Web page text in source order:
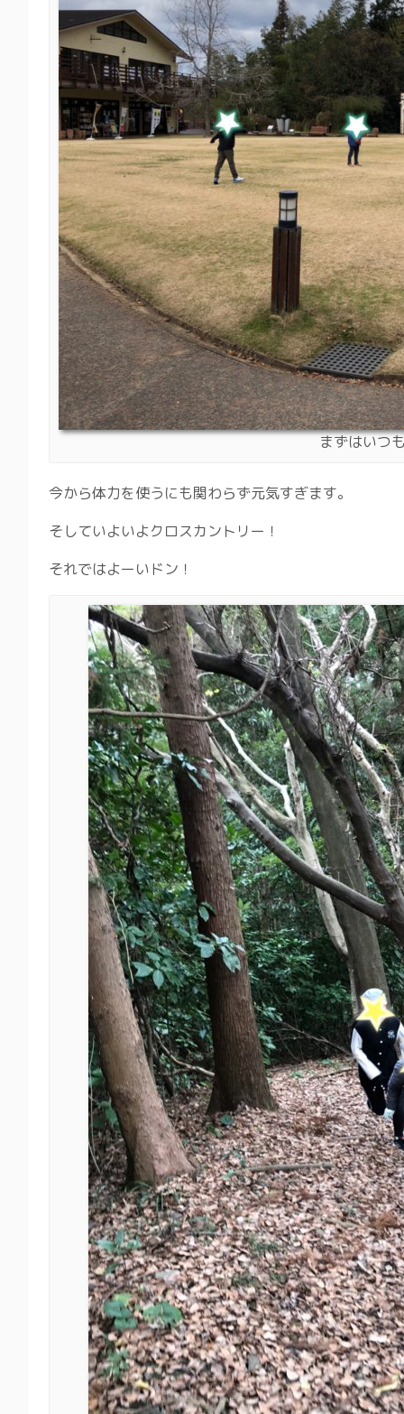
まずはいつ
今から体力を使うにも関わらず元気すぎます。
そしていよいよクロスカントリー！
それではよーいドン！